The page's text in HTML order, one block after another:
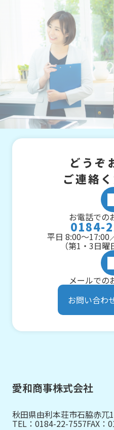
どうぞ
ご連絡
お電話での
0184-
平日 8:00～17:00
（第1・3日曜
メールでの
お問い合わ
愛和商事株式会社
秋田県由利本荘市石脇赤兀
TEL： 0184-22-7557FAX：